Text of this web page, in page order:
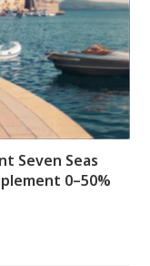
Seven Seas
0–50%